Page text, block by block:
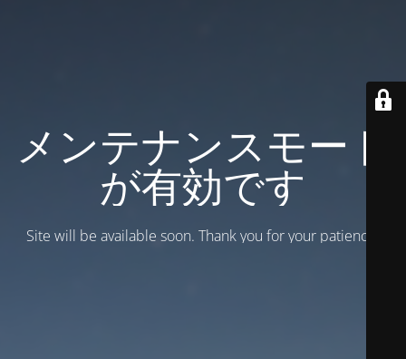
メンテナンスモード
が有効です
Site will be available soon. Thank you for your patience!